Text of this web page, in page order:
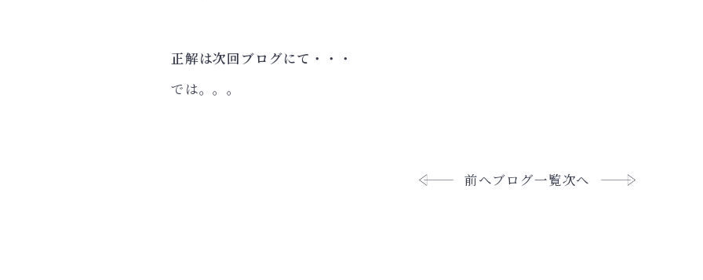
正解は次回ブログにて・・・
では。。。 若
前へブログ一覧次へ